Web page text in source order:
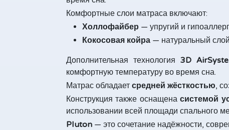
Комфортные слои матраса включают:
Холлофайбер — упругий и
Кокосовая койра — натуральный
Дополнительная технология3D
комфортную температуру во время сна.
Матрас обладает средней жёсткостью,
Конструкция также оснащенасистемой
использовании всей площади спального
Pluton — это сочетание надёжности,